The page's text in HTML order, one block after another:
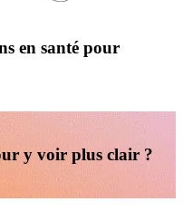
en santé pour
y voir plus clair ?